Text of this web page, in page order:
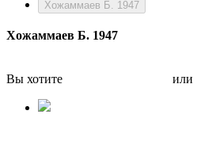
Хожаммаев Б. 1947
Хожаммаев Б. 1947
Вы хотите или